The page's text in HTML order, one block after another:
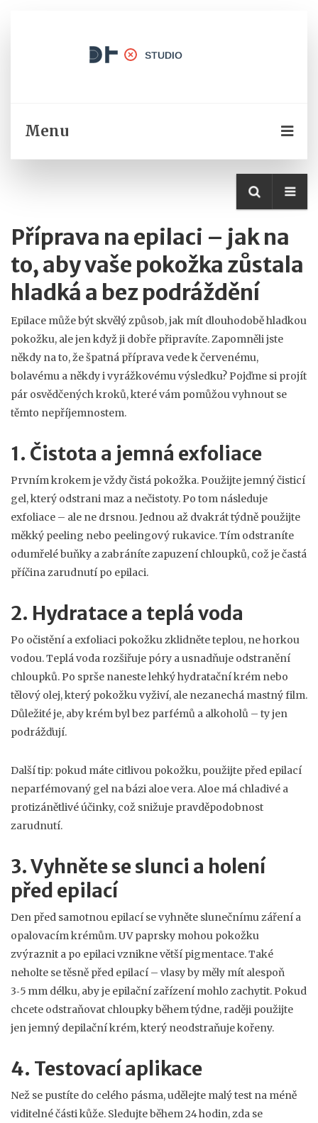
Menu
Příprava na epilaci – jak na
to, aby vaše pokožka zůstala
hladká a bez podráždění
Epilace může být skvělý způsob, jak mít dlouhodobě hladkou
pokožku, ale jen když ji dobře připravíte. Zapomněli jste
někdy na to, že špatná příprava vede k červenému,
bolavému a někdy i vyrážkovému výsledku? Pojďme si projít
pár osvědčených kroků, které vám pomůžou vyhnout se
těmto nepříjemnostem.
1. Čistota a jemná exfoliace
Prvním krokem je vždy čistá pokožka. Použijte jemný čisticí
gel, který odstrani maz a nečistoty. Po tom následuje
exfoliace – ale ne drsnou. Jednou až dvakrát týdně použijte
měkký peeling nebo peelingový rukavice. Tím odstraníte
odumřelé buňky a zabráníte zapuzení chloupků, což je častá
příčina zarudnutí po epilaci.
2. Hydratace a teplá voda
Po očistění a exfoliaci pokožku zklidněte teplou, ne horkou
vodou. Teplá voda rozšiřuje póry a usnadňuje odstranění
chloupků. Po sprše naneste lehký hydratační krém nebo
tělový olej, který pokožku vyživí, ale nezanechá mastný film.
Důležité je, aby krém byl bez parfémů a alkoholů – ty jen
podrážďují.
Další tip: pokud máte citlivou pokožku, použijte před epilací
neparfémovaný gel na bázi aloe vera. Aloe má chladivé a
protizánětlivé účinky, což snižuje pravděpodobnost
zarudnutí.
3. Vyhněte se slunci a holení
před epilací
Den před samotnou epilací se vyhněte slunečnímu záření a
opalovacím krémům. UV paprsky mohou pokožku
zvýraznit a po epilaci vznikne větší pigmentace. Také
neholte se těsně před epilací – vlasy by měly mít alespoň
3‑5 mm délku, aby je epilační zařízení mohlo zachytit. Pokud
chcete odstraňovat chloupky během týdne, raději použijte
jen jemný depilační krém, který neodstraňuje kořeny.
4. Testovací aplikace
Než se pustíte do celého pásma, udělejte malý test na méně
viditelné části kůže. Sledujte během 24 hodin, zda se